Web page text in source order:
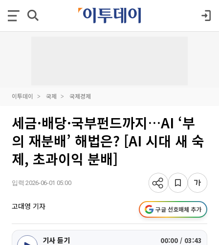
이투데이 국제 국제경제
세금·배당·국부펀드까지…AI ‘부
의 재분배’ 해법은? [AI 시대 새 숙
제, 초과이익 분배]
입력 2026-06-01 05:00
고대영 기자 구글 선호매체 추가
기사 듣기 00:00 / 03:43